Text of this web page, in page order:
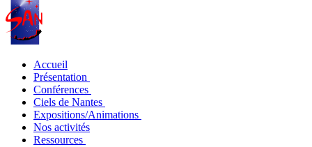
Accueil
Présentation
Conférences
Ciels de Nantes
Expositions/Animations
Nos activités
Ressources